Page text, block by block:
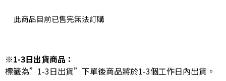
此商品目前已售完無法訂購
※1-3日出貨商品：
標籤為”1-3日出貨”下單後商品將於1-3個工作日內出貨。